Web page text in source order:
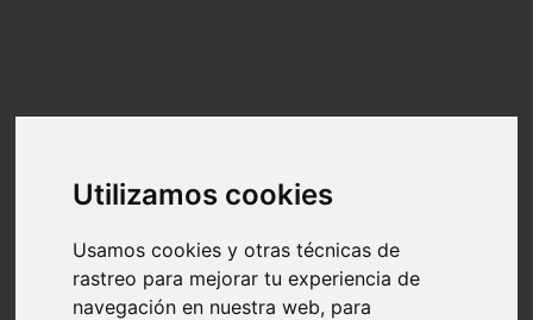
Utilizamos cookies
Usamos cookies y otras técnicas de
rastreo para mejorar tu experiencia de
navegación en nuestra web, para